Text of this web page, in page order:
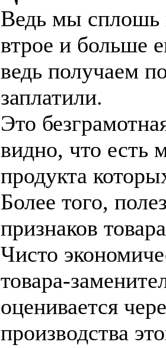
Ведь мы сплошь
втрое и больше
ведь получаем
заплатили.
Это
видно, что есть
продукта
Более того,
признаков
Чисто
товара-
оценивается
производства